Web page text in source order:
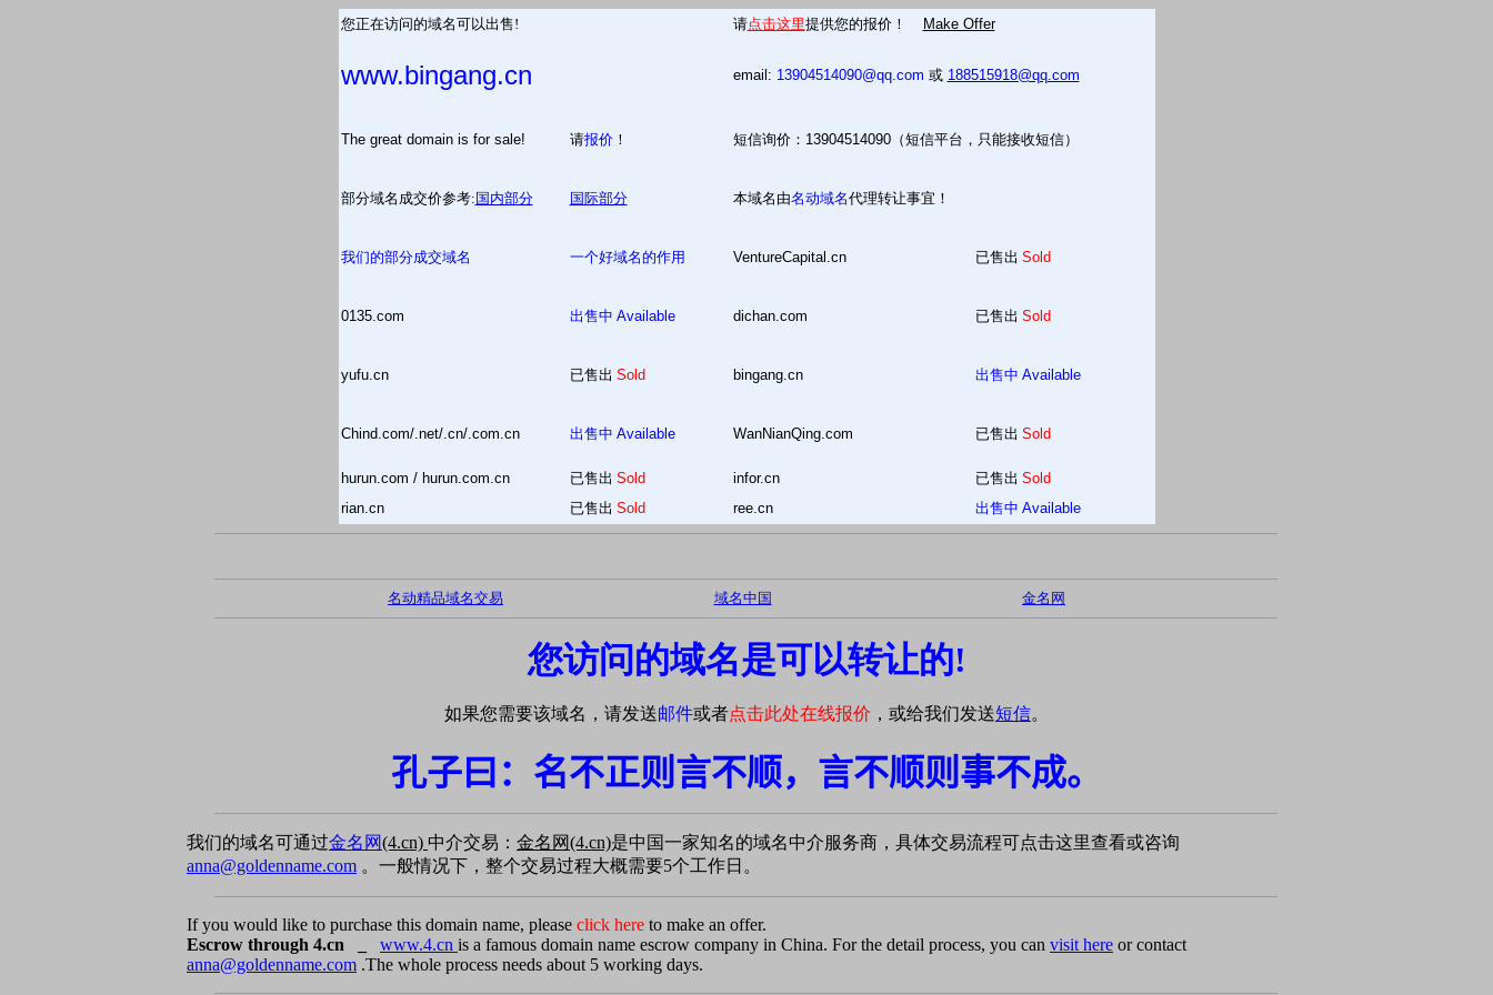
您正在访问的域名可以出售! 请点击这里提供您的报价！ Make Offer
www.bingang.cn email: 13904514090@qq.com 或 188515918@qq.com
The great domain is for sale! 请报价！ 短信询价：13904514090（短信平台，只能接收短信）
部分域名成交价参考: 国内部分 国际部分 本域名由名动域名代理转让事宜！
我们的部分成交域名 一个好域名的作用 VentureCapital.cn 已售出 Sold
0135.com 出售中 Available dichan.com 已售出 Sold
yufu.cn 已售出 Sold bingang.cn 出售中 Available
Chind.com/.net/.cn/.com.cn 出售中 Available WanNianQing.com 已售出 Sold
hurun.com / hurun.com.cn 已售出 Sold infor.cn 已售出 Sold
rian.cn
已售出 Sold ree.cn 出售中 Available
名动精品域名交易 域名中国 金名网
您访问的域名是可以转让的!
如果您需要该域名，请发送邮件或者点击此处在线报价 ，或给我们发送短信。
孔子曰：名不正则言不顺，言不顺则事不成。
我们的域名可通过金名网(4.cn) 中介交易： 金名网(4.cn)是中国一家知名的域名中介服务商，具体交易流程可点击这里查看或咨询
anna@goldenname.com 。一般情况下，整个交易过程大概需要5个工作日。
If you would like to purchase this domain name, please click here to make an offer.
Escrow through 4.cn _ www.4.cn is a famous domain name escrow company in China. For the detail process, you can visit here or contact
anna@goldenname.com .The whole process needs about 5 working days.